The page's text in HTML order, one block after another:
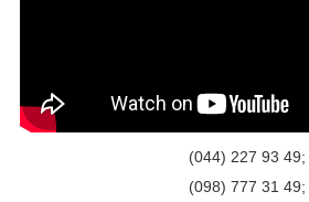
(044) 227 93 49;
(098) 777 31 49;